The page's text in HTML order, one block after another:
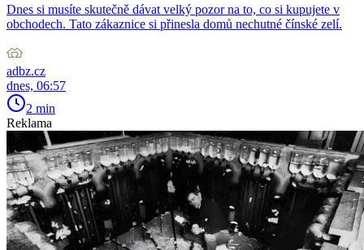
Dnes si musíte skutečně dávat velký pozor na to, co si kupujete v
obchodech. Tato zákaznice si přinesla domů nechutné čínské zelí.
adbz.cz
dnes, 06:57
2 min
Reklama